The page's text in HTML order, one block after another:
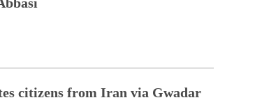
citizens from Iran via Gwadar